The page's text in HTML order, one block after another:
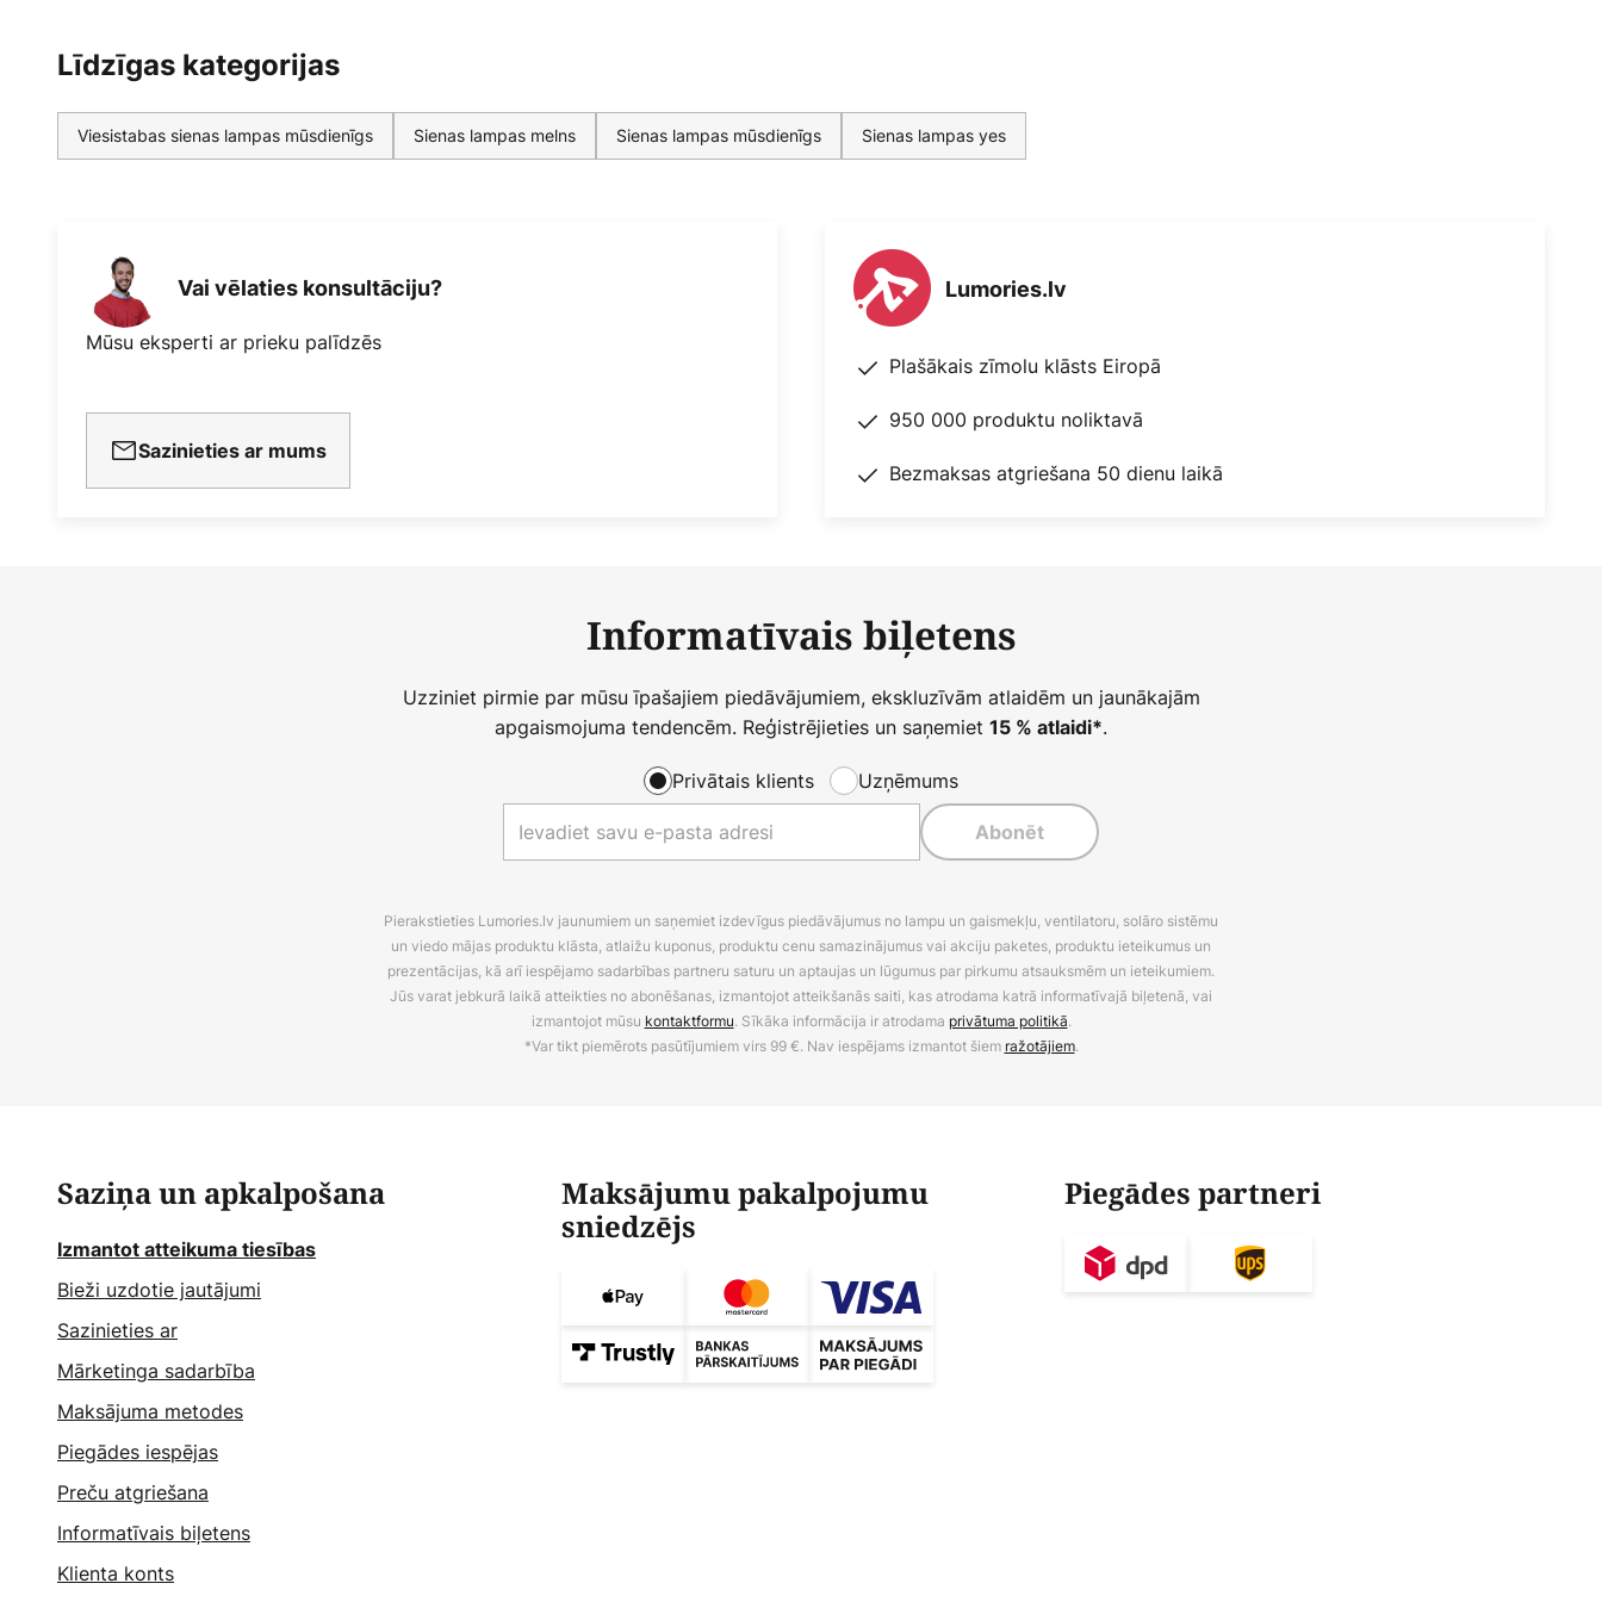
Līdzīgas kategorijas
Viesistabas sienas lampas mūsdienīgs Sienas lampas melns Sienas lampas mūsdienīgs Sienas lampas yes
Vai vēlaties konsultāciju?
Mūsu eksperti ar prieku palīdzēs
Sazinieties ar mums
Lumories.lv
Plašākais zīmolu klāsts Eiropā
950 000 produktu noliktavā
Bezmaksas atgriešana 50 dienu laikā
Informatīvais biļetens
Uzziniet pirmie par mūsu īpašajiem piedāvājumiem, ekskluzīvām atlaidēm un jaunākajām
apgaismojuma tendencēm. Reģistrējieties un saņemiet 15 % atlaidi*.
Privātais klients Uzņēmums
Abonēt
Pierakstieties Lumories.lv jaunumiem un saņemiet izdevīgus piedāvājumus no lampu un gaismekļu, ventilatoru, solāro sistēmu
un viedo mājas produktu klāsta, atlaižu kuponus, produktu cenu samazinājumus vai akciju paketes, produktu ieteikumus un
prezentācijas, kā arī iespējamo sadarbības partneru saturu un aptaujas un lūgumus par pirkumu atsauksmēm un ieteikumiem.
Jūs varat jebkurā laikā atteikties no abonēšanas, izmantojot atteikšanās saiti, kas atrodama katrā informatīvajā biļetenā, vai
izmantojot mūsu kontaktformu. Sīkāka informācija ir atrodama privātuma politikā.
*Var tikt piemērots pasūtījumiem virs 99 €. Nav iespējams izmantot šiem ražotājiem.
Saziņa un apkalpošana
Izmantot atteikuma tiesības
Bieži uzdotie jautājumi
Sazinieties ar
Mārketinga sadarbība
Maksājuma metodes
Piegādes iespējas
Preču atgriešana
Informatīvais biļetens
Klienta konts
Maksājumu pakalpojumu
sniedzējs
Piegādes partneri